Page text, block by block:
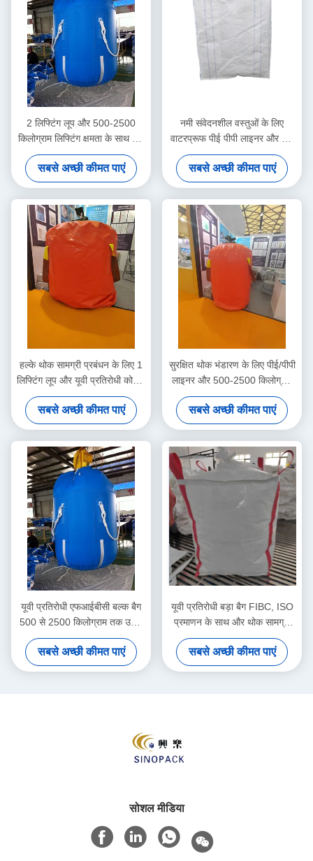
2 लिफ्टिंग लूप और 500-2500
किलोग्राम लिफ्टिंग क्षमता के साथ बिग
बैग FIBC टिकाऊ पॉलीप्रोपाइलीन से
बना है
सबसे अच्छी कीमत पाएं
नमी संवेदनशील वस्तुओं के लिए
वाटरप्रूफ पीई पीपी लाइनर और यूवी
प्रतिरोधी कोटिंग के साथ अनुकूलित
बिग बैग एफआईबीसी
सबसे अच्छी कीमत पाएं
हल्के थोक सामग्री प्रबंधन के लिए 1
लिफ्टिंग लूप और यूवी प्रतिरोधी कोटिंग
के साथ ओपन टॉप बिग बैग FIBC
सबसे अच्छी कीमत पाएं
सुरक्षित थोक भंडारण के लिए पीई/पीपी
लाइनर और 500-2500 किलोग्राम
उठाने की क्षमता वाला यूवी प्रतिरोधी
बड़ा बैग FIBC
सबसे अच्छी कीमत पाएं
यूवी प्रतिरोधी एफआईबीसी बल्क बैग
500 से 2500 किलोग्राम तक उठाने
की क्षमता के साथ टिकाऊ
पॉलीप्रोपाइलीन से बना
सबसे अच्छी कीमत पाएं
यूवी प्रतिरोधी बड़ा बैग FIBC, ISO
प्रमाणन के साथ और थोक सामग्री
प्रबंधन के लिए 500-2500kg उठाने
की क्षमता
सबसे अच्छी कीमत पाएं
सोशल मीडिया